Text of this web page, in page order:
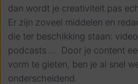
dan wordt je creativiteit pas
Er zijn zoveel middelen en
die ter beschikking staan:
podcasts ... Door je content
vorm te gieten, ben je al snel
onderscheidend.